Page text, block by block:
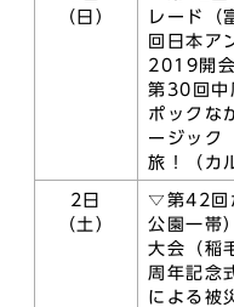
（日）
レード（
回日本ア
2019開
第30回中
ポックな
ージック
旅！（カ
2日
（土）
▽第42回
公園一帯
大会（稲
周年記念
による被